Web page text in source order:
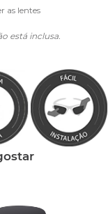
as lentes
está inclusa.